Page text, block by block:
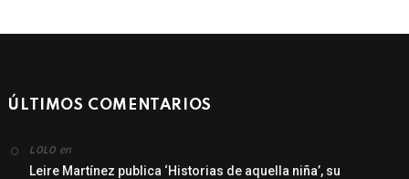
ÚLTIMOS COMENTARIOS
LOLO en
Leire Martínez publica ‘Historias de aquella niña’, su